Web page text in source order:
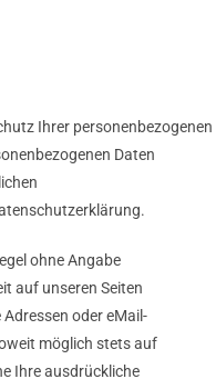
Ihrer personenbezogenen
Daten
ohne Angabe
auf unseren Seiten
oder eMail-
möglich stets auf
Ihre ausdrückliche